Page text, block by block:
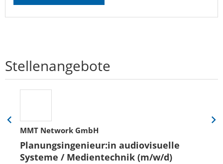
Stellenangebote
MMT Network GmbH
Planungsingenieur:in audiovisuelle
Systeme / Medientechnik (m/w/d)
Eine
Folie
zurück
Eine